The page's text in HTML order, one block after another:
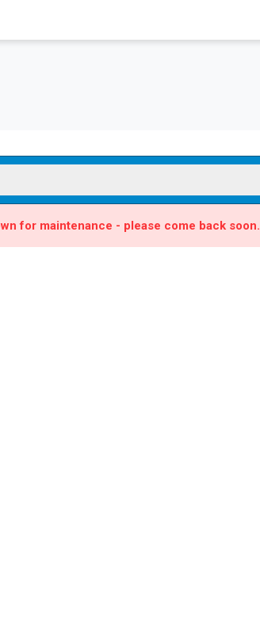
for maintenance - please come back soon.